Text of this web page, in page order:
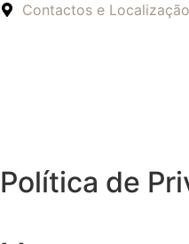
Contactos e Localização
Política de